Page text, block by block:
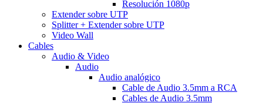
Resolución 1080p
Extender sobre UTP
Splitter + Extender sobre UTP
Video Wall
Cables
Audio & Video
Audio
Audio analógico
Cable de Audio 3.5mm a RCA
Cables de Audio 3.5mm